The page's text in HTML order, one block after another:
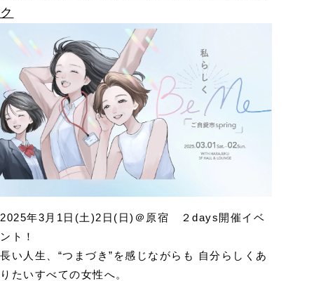
ク
2025年3月1日(土)2日(日)＠原宿 ２days開催イベ
ント！
長い人生、“つまづき”を感じながらも 自分らしくあ
りたいすべての女性へ。